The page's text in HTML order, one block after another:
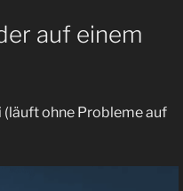
auf einem
(läuft ohne Probleme auf